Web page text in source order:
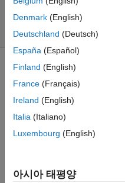
9월 23
조회 수: 5
(30일)
Hello,
d that
Denmark (English)
Deutschland (Deutsch)
España (Español)
Finland (English)
France (Français)
Ireland (English)
Italia (Italiano)
Luxembourg (English)
아시아 태평양